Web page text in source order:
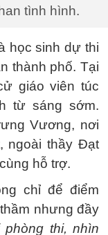
tình hình.
học sinh dự thi
thành phố. Tại
giáo viên túc
từ sáng sớm.
Vương, nơi
ngoài thầy Đạt
hỗ trợ.
chỉ để điểm
nhưng đầy
phòng thi, nhìn